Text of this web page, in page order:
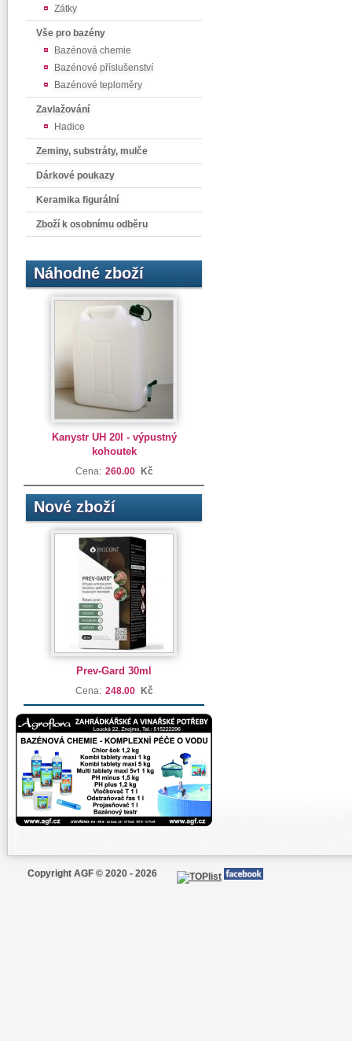
Zátky
Vše pro bazény
Bazénová chemie
Bazénové příslušenství
Bazénové teploměry
Zavlažování
Hadice
Zeminy, substráty, mulče
Dárkové poukazy
Keramika figurální
Zboží k osobnímu odběru
Náhodné zboží
Kanystr UH 20l - výpustný
kohoutek
Cena: 260.00 Kč
Nové zboží
Prev-Gard 30ml
Cena: 248.00 Kč
Copyright AGF © 2020 - 2026